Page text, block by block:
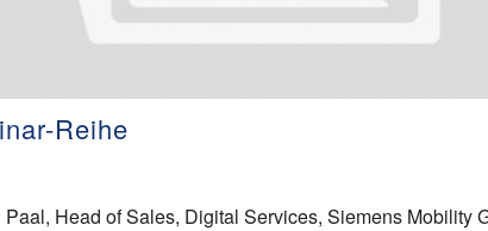
Reihe
Head of Sales, Digital Services, Siemens Mobility